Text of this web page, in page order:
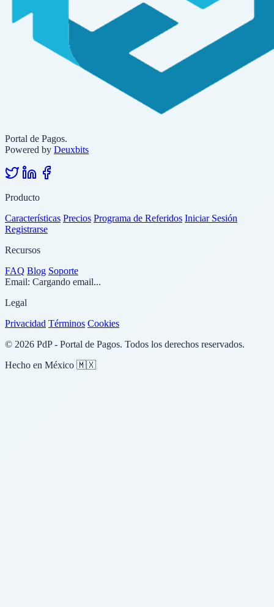
Portal de Pagos.
Powered by Deuxbits
Producto
Características Precios Programa de Referidos Iniciar Sesión
Registrarse
Recursos
FAQ Blog Soporte
Email: Cargando email...
Legal
Privacidad Términos Cookies
© 2026 PdP - Portal de Pagos. Todos los derechos reservados.
Hecho en México 🇲🇽